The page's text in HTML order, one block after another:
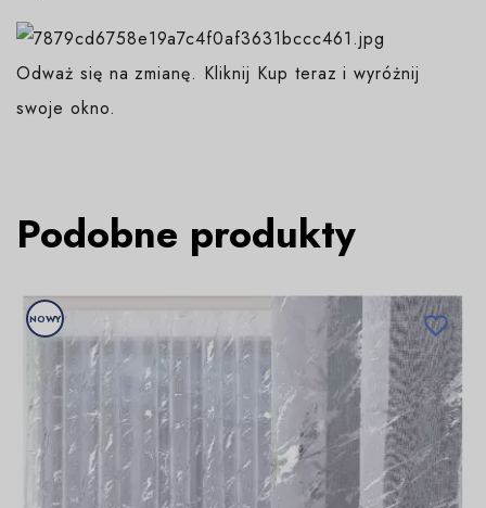
Odważ się na zmianę. Kliknij Kup teraz i wyróżnij
swoje okno.
Podobne produkty
NOWY 